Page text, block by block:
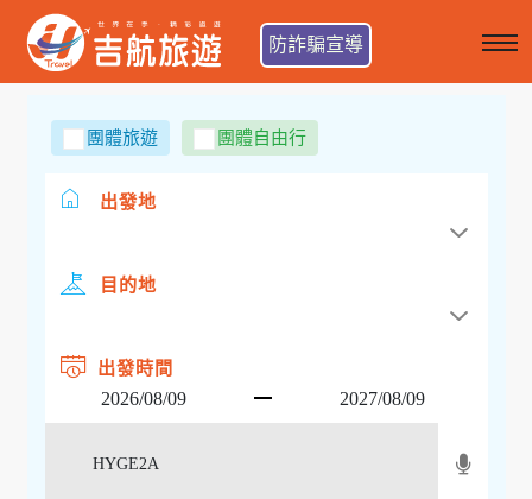
防詐騙宣導
團體旅遊 團體自由行
出發地
目的地
出發時間